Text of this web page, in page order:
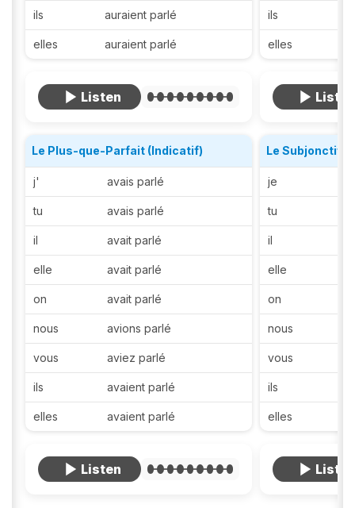
ils auraient parlé
elles auraient parlé
Le Plus-que-Parfait (Indicatif)
j' avais parlé
tu avais parlé
il avait parlé
elle avait parlé
on avait parlé
nous avions parlé
vous aviez parlé
ils avaient parlé
elles avaient parlé
ils
elles
Le Subjonctif
je
tu
il
elle
on
nous
vous
ils
elles